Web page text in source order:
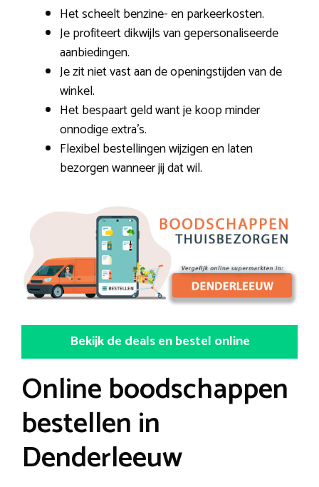
Het scheelt benzine- en parkeerkosten.
Je profiteert dikwijls van gepersonaliseerde
aanbiedingen.
Je zit niet vast aan de openingstijden van de
winkel.
Het bespaart geld want je koop minder
onnodige extra’s.
Flexibel bestellingen wijzigen en laten
bezorgen wanneer jij dat wil.
Bekijk de deals en bestel online
Online boodschappen
bestellen in
Denderleeuw